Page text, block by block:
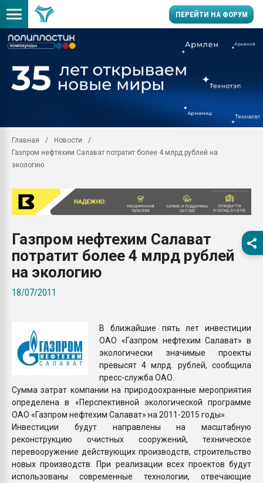
ПЕРЕЙТИ НА ФОРУМ
производство SPC
заводу пластмасс"
28.07.2026
первый план в
28.07.2026
ситуацией на
Главная
Новости
Газпром нефтехим Салават потратит более 4 млрд рублей на
экологию
Газпром нефтехим Салават
потратит более 4 млрд рублей
на экологию
18/07/2011
В ближайшие пять лет инвестиции
ОАО «Газпром нефтехим Салават» в
экологически значимые проекты
превысят 4 млрд. рублей, сообщила
пресс-служба ОАО.
Сумма затрат компании на природоохранные мероприятия
определена в «Перспективной экологической программе
ОАО «Газпром нефтехим Салават» на 2011-2015 годы».
Инвестиции будут направлены на масштабную
реконструкцию очистных сооружений, техническое
перевооружение действующих производств, строительство
новых производств. При реализации всех проектов будут
использованы современные технологии, отвечающие